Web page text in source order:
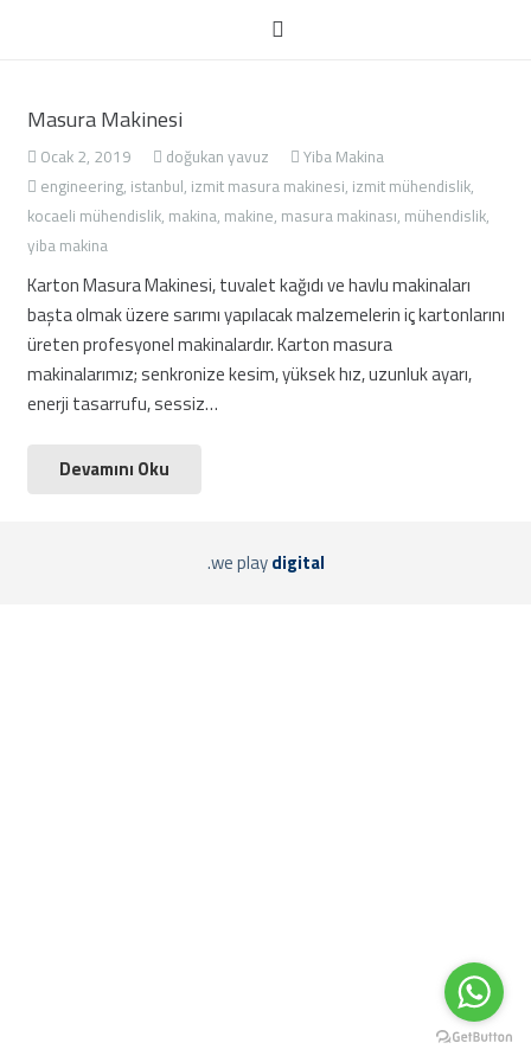
Masura Makinesi
Ocak 2, 2019 doğukan yavuz
Yiba Makina
engineering, istanbul, izmit masura makinesi, izmit mühendislik,
kocaeli mühendislik, makina, makine, masura makinası, mühendislik,
yiba makina
Karton Masura Makinesi, tuvalet kağıdı ve havlu makinaları
başta olmak üzere sarımı yapılacak malzemelerin iç kartonlarını
üreten profesyonel makinalardır. Karton masura
makinalarımız; senkronize kesim, yüksek hız, uzunluk ayarı,
enerji tasarrufu, sessiz…
Devamını Oku
.we playdigital